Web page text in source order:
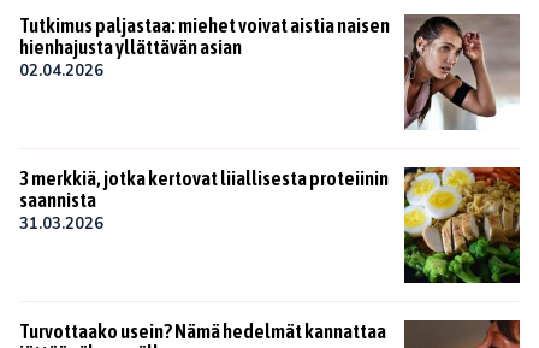
Tutkimus paljastaa: miehet voivat aistia naisen
hienhajusta yllättävän asian
02.04.2026
3 merkkiä, jotka kertovat liiallisesta proteiinin
saannista
31.03.2026
Turvottaako usein? Nämä hedelmät kannattaa